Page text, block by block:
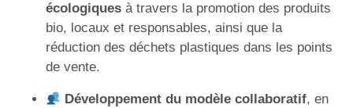
écologiques à travers la promotion des produits
bio, locaux et responsables, ainsi que la
réduction des déchets plastiques dans les points
de vente.
Développement du modèle collaboratif, en